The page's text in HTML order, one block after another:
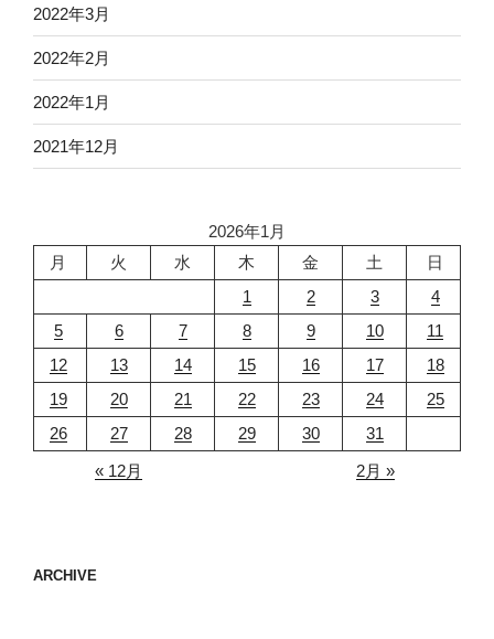
2022年3月
2022年2月
2022年1月
2021年12月
2026年1月
月
火 水 木 金 土
日
1
2 3
4
5
6 7 8 9 10
11
12
13 14 15 16 17
18
19
20 21 22 23 24
25
26
27 28 29 30
31
« 12月
2月 »
ARCHIVE